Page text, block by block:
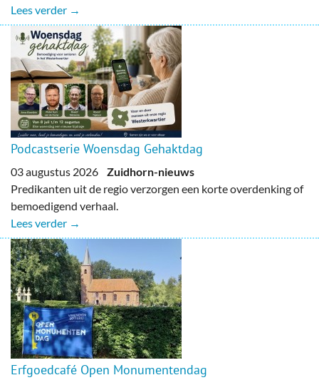
Lees verder →
Podcastserie Woensdag Gehaktdag
03 augustus 2026 Zuidhorn-nieuws
Predikanten uit de regio verzorgen een korte overdenking of
bemoedigend verhaal.
Lees verder →
Erfgoedcafé Open Monumentendag